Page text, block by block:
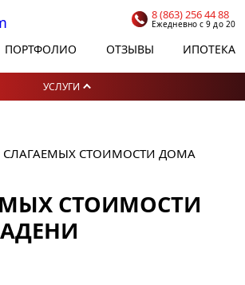
ПОРТФОЛИО ОТЗЫВЫ ИПОТЕКА
8 (863) 256 44 88
Ежедневно с 9 до 20
УСЛУГИ
СЛАГАЕМЫХ СТОИМОСТИ ДОМА
СТОИМОСТИ